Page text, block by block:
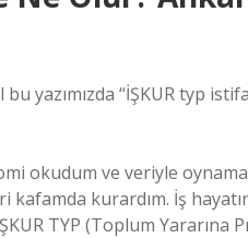
yazımızda “İŞKUR typ
okudum ve veriyle
kurardım. İş
TYP (Toplum Yararına